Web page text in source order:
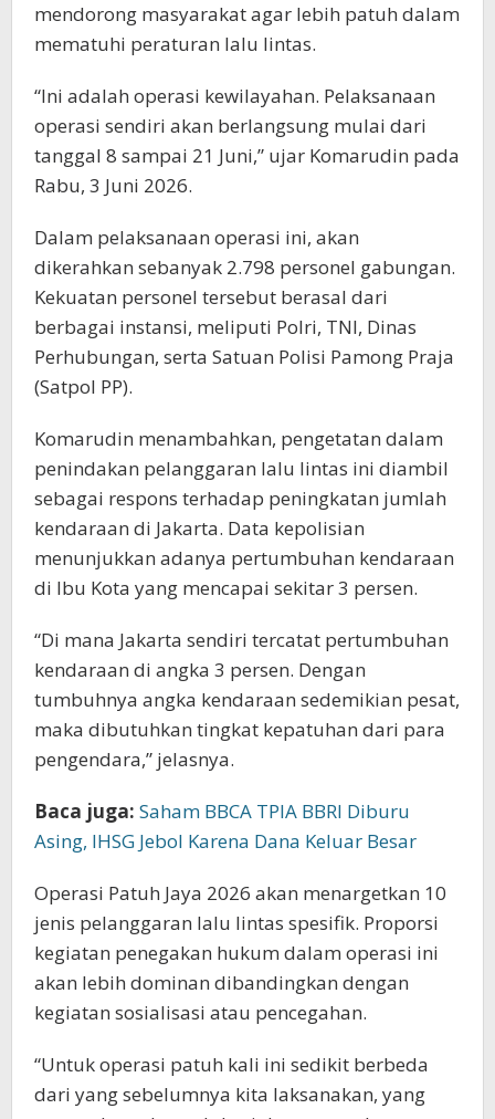
mendorong masyarakat agar lebih patuh dalam
mematuhi peraturan lalu lintas.
“Ini adalah operasi kewilayahan. Pelaksanaan
operasi sendiri akan berlangsung mulai dari
tanggal 8 sampai 21 Juni,” ujar Komarudin pada
Rabu, 3 Juni 2026.
Dalam pelaksanaan operasi ini, akan
dikerahkan sebanyak 2.798 personel gabungan.
Kekuatan personel tersebut berasal dari
berbagai instansi, meliputi Polri, TNI, Dinas
Perhubungan, serta Satuan Polisi Pamong Praja
(Satpol PP).
Komarudin menambahkan, pengetatan dalam
penindakan pelanggaran lalu lintas ini diambil
sebagai respons terhadap peningkatan jumlah
kendaraan di Jakarta. Data kepolisian
menunjukkan adanya pertumbuhan kendaraan
di Ibu Kota yang mencapai sekitar 3 persen.
“Di mana Jakarta sendiri tercatat pertumbuhan
kendaraan di angka 3 persen. Dengan
tumbuhnya angka kendaraan sedemikian pesat,
maka dibutuhkan tingkat kepatuhan dari para
pengendara,” jelasnya.
Baca juga: Saham BBCA TPIA BBRI Diburu
Asing, IHSG Jebol Karena Dana Keluar Besar
Operasi Patuh Jaya 2026 akan menargetkan 10
jenis pelanggaran lalu lintas spesifik. Proporsi
kegiatan penegakan hukum dalam operasi ini
akan lebih dominan dibandingkan dengan
kegiatan sosialisasi atau pencegahan.
“Untuk operasi patuh kali ini sedikit berbeda
dari yang sebelumnya kita laksanakan, yang